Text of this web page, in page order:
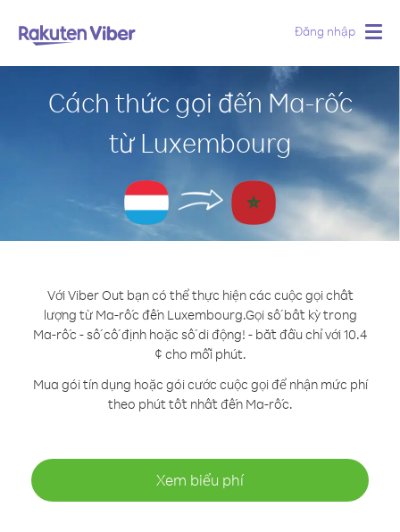
Đăng nhập
Cách thức gọi đến Ma-rốc
từ Luxembourg
Với Viber Out bạn có thể thực hiện các cuộc gọi chất
lượng từ Ma-rốc đến Luxembourg.Gọi số bất kỳ trong
Ma-rốc - số cố định hoặc số di động! - bắt đầu chỉ với 10.4
¢ cho mỗi phút.
Mua gói tín dụng hoặc gói cước cuộc gọi để nhận mức phí
theo phút tốt nhất đến Ma-rốc.
Xem biểu phí